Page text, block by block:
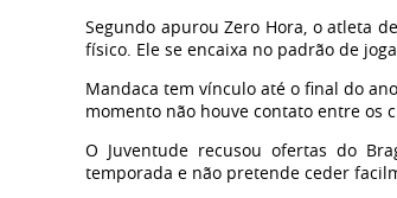
Segundo apurou Zero Hora, o atleta
físico. Ele se encaixa no padrão de
Mandaca tem vínculo até o final do
momento não houve contato entre os
O Juventude recusou ofertas do
temporada e não pretende ceder